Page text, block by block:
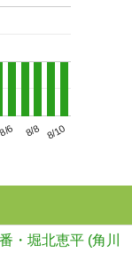
8/6 8/8 8/10
・堀北恵平 (角川